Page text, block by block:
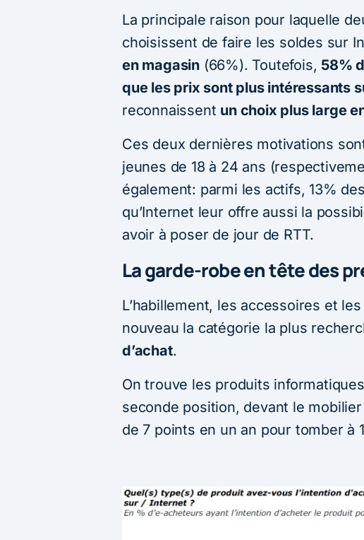
La principale raison pour laquelle
choisissent de faire les soldes sur
en magasin (66%). Toutefois, 58%
que les prix sont plus intéressants
reconnaissent un choix plus large
Ces deux dernières motivations
jeunes de 18 à 24 ans
également: parmi les actifs, 13%
qu’Internet leur offre aussi la
avoir à poser de jour de RTT.
La garde-robe en tête des
L’habillement, les accessoires et
nouveau la catégorie la plus
d’achat.
On trouve les produits
seconde position, devant le
de 7 points en un an pour tomber à